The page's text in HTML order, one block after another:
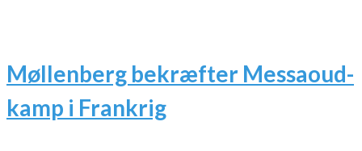
Møllenberg bekræfter Messaoud-
kamp i Frankrig